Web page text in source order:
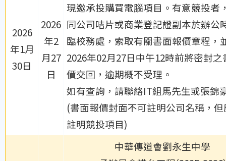
2026
年1月
30日
2026
年2
月27
日
現邀承投購買電腦項目。有意競投者
同公司咭片或商業登記證副本於辦公
臨校務處，索取有關書面報價章程，
2026年02月27日中午12時前將密封之
價交回，逾期概不受理。
如有查詢，請聯絡IT組馬先生或張錦
(書面報價封面不可註明公司名稱，
註明競投項目)
中華傳道會劉永生中學